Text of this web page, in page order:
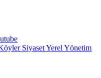
SiyasetYerel Yönetim